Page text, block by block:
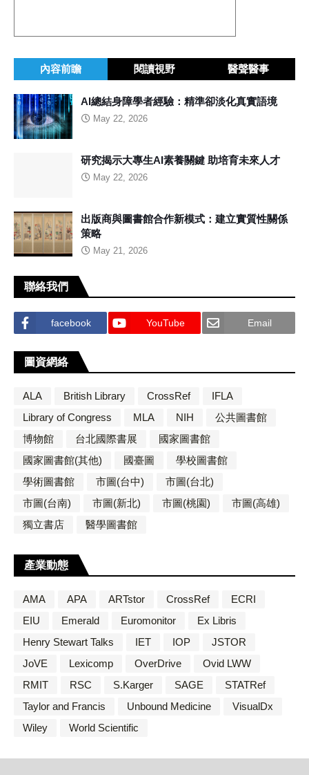
內容前瞻 閱讀視野 醫聲醫事
AI總結身障學者經驗：精準卻淡化真實語境
May 22, 2026
研究揭示大專生AI素養關鍵 助培育未來人才
May 22, 2026
出版商與圖書館合作新模式：建立實質性關係
策略
May 21, 2026
聯絡我們
facebook YouTube Email
圖資網絡
ALA British Library CrossRef
IFLA
Library of Congress
MLA NIH
公共圖書館
博物館
台北國際書展
國家圖書館
國家圖書館(其他)
國臺圖
學校圖書館
學術圖書館
市圖(台中)
市圖(台北)
市圖(台南)
市圖(新北) 市圖(桃園)
市圖(高雄)
獨立書店
醫學圖書館
產業動態
AMA APA ARTstor CrossRef
ECRI
EIU
Emerald Euromonitor
Ex Libris
Henry Stewart Talks
IET IOP
JSTOR
JoVE
Lexicomp OverDrive
Ovid LWW
RMIT
RSC S.Karger SAGE
STATRef
Taylor and Francis
Unbound Medicine
VisualDx
Wiley
World Scientific